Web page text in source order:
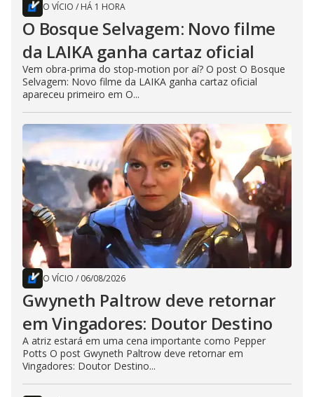
O VÍCIO / HÁ 1 HORA
O Bosque Selvagem: Novo filme
da LAIKA ganha cartaz oficial
Vem obra-prima do stop-motion por aí? O post O Bosque
Selvagem: Novo filme da LAIKA ganha cartaz oficial
apareceu primeiro em O...
O VÍCIO / 06/08/2026
Gwyneth Paltrow deve retornar
em Vingadores: Doutor Destino
A atriz estará em uma cena importante como Pepper
Potts O post Gwyneth Paltrow deve retornar em
Vingadores: Doutor Destino...